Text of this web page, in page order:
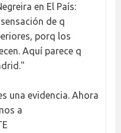
en El País:
de q
porq los
Aquí parece q
una evidencia. Ahora
a